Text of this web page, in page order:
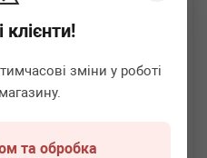
зміни у роботі
та обробка